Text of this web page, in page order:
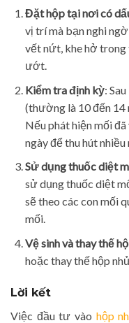
Đặt hộp tại nơi có
vị trí mà bạn nghi
vết nứt, khe hở trong
ướt.
Kiểm tra định kỳ:
(thường là 10 đến 14
Nếu phát hiện mối
ngày để thu hút nhiều
Sử dụng thuốc diệt
sử dụng thuốc diệt
sẽ theo các con mối
mối.
Vệ sinh và thay thế
hoặc thay thế hộp
Lời kết
Việc đầu tư vào hộp